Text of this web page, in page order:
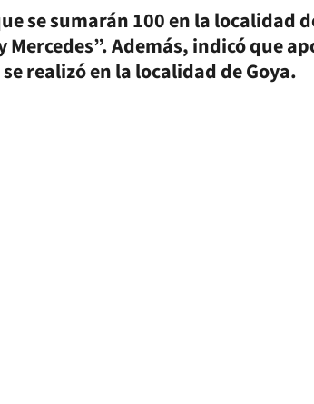
se sumarán 100 en la localidad
Mercedes”. Además, indicó que
realizó en la localidad de Goya.